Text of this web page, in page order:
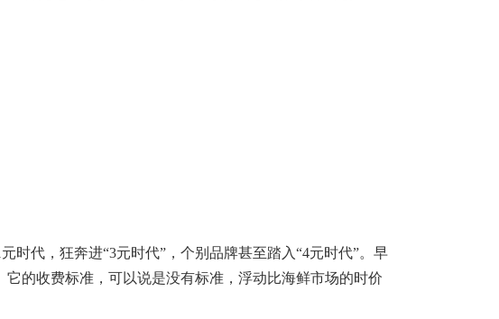
时代，狂奔进“3元时代”，个别品牌甚至踏入“4元时代”。早
它的收费标准，可以说是没有标准，浮动比海鲜市场的时价